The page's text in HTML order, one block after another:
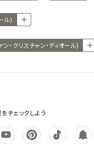
ル)
・クリスチャン・ディオール)
チェックしよう